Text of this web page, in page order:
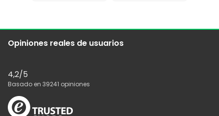
Opiniones reales de usuarios
4,2/5
Basado en 39241 opiniones